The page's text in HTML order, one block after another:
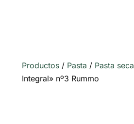
Productos/ Pasta / Pasta seca
Integral» nº3 Rummo